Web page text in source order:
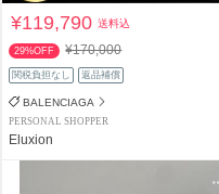
¥119,790送料込
29%OFF ¥170,000
関税負担なし 返品補償
BALENCIAGA
PERSONAL SHOPPER
Eluxion